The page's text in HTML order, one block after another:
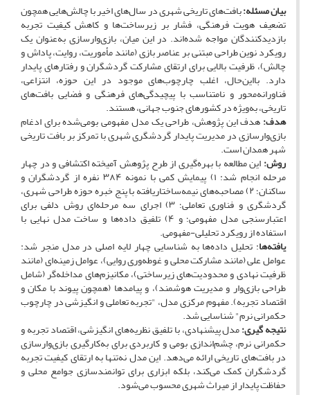
بیان مسئله:بافت‌های تاریخی شهری در سال‌های اخیر با چالش‌هایی همچون
تضعیف هویت فرهنگی، فشار بر زیرساخت‌ها و کاهش کیفیت تجربه
بازدیدکنندگان مواجه شده‌اند. در این میان، بازی‌وارسازی به‌عنوان یک
رویکرد نوین طراحی مبتنی بر عناصر بازی (مانند مأموریت، روایت، پاداش و
چالش)، ظرفیت بالایی برای ارتقای مشارکت گردشگران و رفتارهای پایدار
دارد. بااین‌حال، اغلب چارچوب‌های موجود در این حوزه، انتزاعی،
فناورانه‌محور و نامتناسب با پیچیدگی‌های فرهنگی و فضایی بافت‌های
تاریخی، به‌ویژه در کشورهای جنوب جهانی، هستند.
هدف:هدف این پژوهش، طراحی یک مدل مفهومی بومی‌شده برای ادغام
بازی‌وارسازی در مدیریت پایدار گردشگری شهری با تمرکز بر بافت تاریخی
شهر همدان است.
روش:این مطالعه با بهره‌گیری از طرح پژوهش آمیخته اکتشافی و در چهار
مرحله انجام شد: ۱) پیمایش کمی با نمونه ۳۸۴ نفره از گردشگران و
ساکنان؛ ۲) مصاحبه‌های نیمه‌ساختاریافته با پنج خبره حوزه طراحی شهری،
گردشگری و فناوری تعاملی؛ ۳) اجرای سه مرحله‌ای روش دلفی برای
اعتبارسنجی مدل مفهومی؛ و ۴) تلفیق داده‌ها و ساخت مدل نهایی با
استفاده از رویکرد تحلیلی-مفهومی.
یافته‌ها: تحلیل داده‌ها به شناسایی چهار لایه اصلی در مدل منجر شد:
عوامل علی (مانند مشارکت محلی و غوطه‌وری روایی)، عوامل زمینه‌ای (مانند
ظرفیت نهادی و محدودیت‌های زیرساختی)، مکانیزم‌های مداخله‌گر (شامل
طراحی بازی‌وار و مدیریت هوشمند)، و پیامدها (همچون پیوند با مکان و
اقتصاد تجربه). مفهوم مرکزی مدل، "تجربه تعاملی و انگیزشی در چارچوب
حکمرانی نرم" شناسایی شد.
نتیجه­ گیری:مدل پیشنهادی، با تلفیق نظریه‌های انگیزشی، اقتصاد تجربه و
حکمرانی نرم، چشم‌اندازی بومی و کاربردی برای به‌کارگیری بازی‌وارسازی
در بافت‌های تاریخی ارائه می‌دهد. این مدل نه‌تنها به ارتقای کیفیت تجربه
گردشگران کمک می‌کند، بلکه ابزاری برای توانمندسازی جوامع محلی و
حفاظت پایدار از میراث شهری محسوب می‌شود.